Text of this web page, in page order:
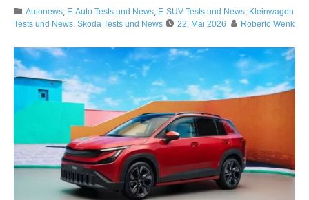
Autonews, E-Auto Tests und News, E-SUV Tests und News, Kleinwagen
Tests und News, Skoda Tests und News 22. Mai 2026 Roberto Wenk